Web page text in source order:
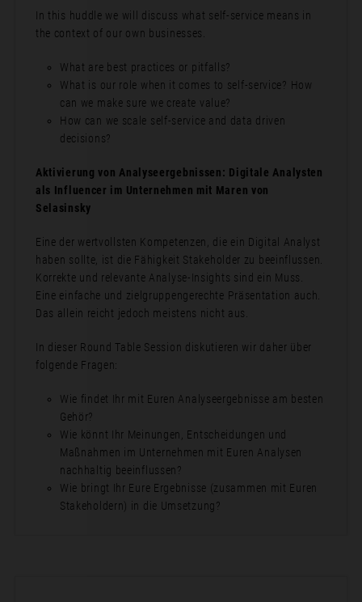
In this huddle we will discuss what self-service means in
the context of our own businesses.
What are best practices or pitfalls?
What is our role when it comes to self-service? How
can we make sure we create value?
How can we scale self-service and data driven
decisions?
Aktivierung von Analyseergebnissen: Digitale Analysten
als Influencer im Unternehmen mit Maren von
Selasinsky
Eine der wertvollsten Kompetenzen, die ein Digital Analyst
haben sollte, ist die Fähigkeit Stakeholder zu beeinflussen.
Korrekte und relevante Analyse-Insights sind ein Muss.
Eine einfache und zielgruppengerechte Präsentation auch.
Das allein reicht jedoch meistens nicht aus.
In dieser Round Table Session diskutieren wir daher über
folgende Fragen:
Wie findet Ihr mit Euren Analyseergebnisse am besten
Gehör?
Wie könnt Ihr Meinungen, Entscheidungen und
Maßnahmen im Unternehmen mit Euren Analysen
nachhaltig beeinflussen?
Wie bringt Ihr Eure Ergebnisse (zusammen mit Euren
Stakeholdern) in die Umsetzung?